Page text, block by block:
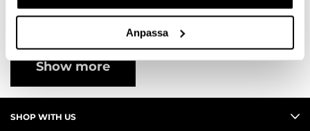
Anpassa
10121112SP
Show more
SHOP WITH US